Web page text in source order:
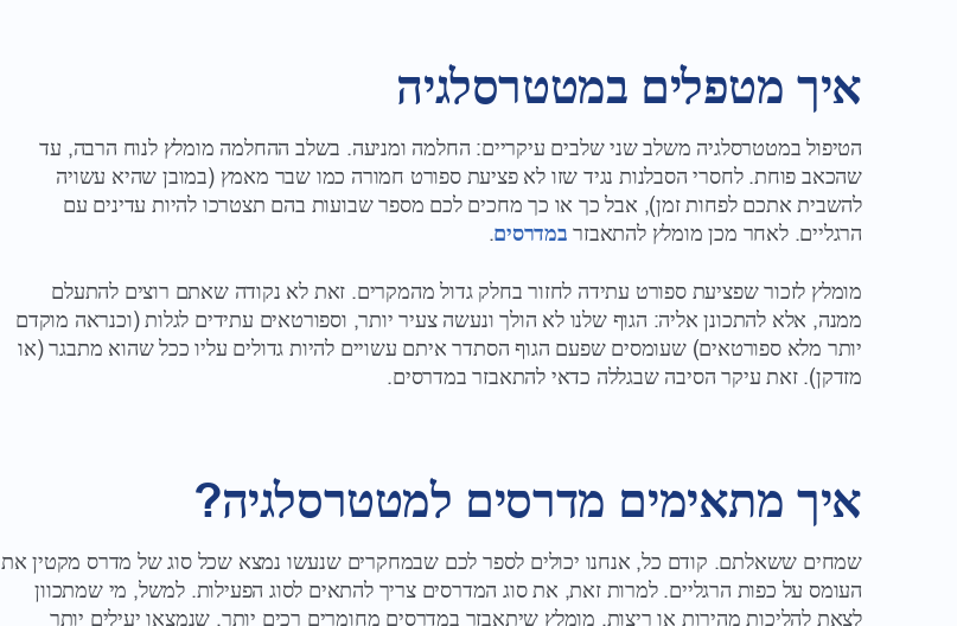
איך מטפלים במטטרסלגיה
הטיפול במטטרסלגיה משלב שני שלבים עיקריים: החלמה ומניעה. בשלב ההחלמה מומלץ לנוח הרבה, עד
שהכאב פוחת. לחסרי הסבלנות נגיד שזו לא פציעת ספורט חמורה כמו שבר מאמץ (במובן שהיא עשויה
להשבית אתכם לפחות זמן), אבל כך או כך מחכים לכם מספר שבועות בהם תצטרכו להיות עדינים עם
הרגליים. לאחר מכן מומלץ להתאבזר במדרסים.
מומלץ לזכור שפציעת ספורט עתידה לחזור בחלק גדול מהמקרים. זאת לא נקודה שאתם רוצים להתעלם
ממנה, אלא להתכונן אליה: הגוף שלנו לא הולך ונעשה צעיר יותר, וספורטאים עתידים לגלות (וכנראה מוקדם
יותר מלא ספורטאים) שעומסים שפעם הגוף הסתדר איתם עשויים להיות גדולים עליו ככל שהוא מתבגר (או
מזדקן). זאת עיקר הסיבה שבגללה כדאי להתאבזר במדרסים.
איך מתאימים מדרסים למטטרסלגיה?
שמחים ששאלתם. קודם כל, אנחנו יכולים לספר לכם שבמחקרים שנעשו נמצא שכל סוג של מדרס מקטין את
העומס על כפות הרגליים. למרות זאת, את סוג המדרסים צריך להתאים לסוג הפעילות. למשל, מי שמתכוון
לצאת להליכות מהירות או ריצות, מומלץ שיתאבזר במדרסים מחומרים רכים יותר, שנמצאו יעילים יותר